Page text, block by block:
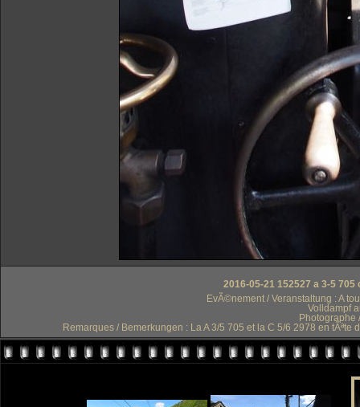
2016-05-21 152527 a 3-5
EvÃ©nement / Veranstaltung : A
Volldampf
Photographe
Remarques / Bemerkungen : La A 3/5 705 et la C 5/6 2978 en